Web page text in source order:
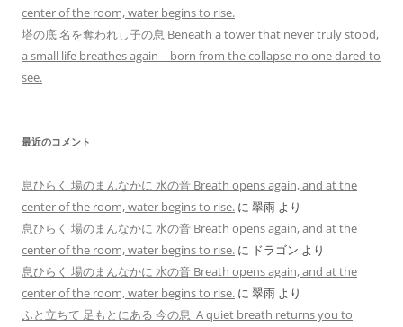
center of the room, water begins to rise.
塔の底 名を奪われし子の息 Beneath a tower that never truly stood,
a small life breathes again—born from the collapse no one dared to
see.
最近のコメント
息ひらく 場のまんなかに 水の音 Breath opens again, and at the
center of the room, water begins to rise. に 翠雨 より
息ひらく 場のまんなかに 水の音 Breath opens again, and at the
center of the room, water begins to rise. に ドラゴン より
息ひらく 場のまんなかに 水の音 Breath opens again, and at the
center of the room, water begins to rise. に 翠雨 より
ふと立ちて 足もとにある 今の息 A quiet breath returns you to